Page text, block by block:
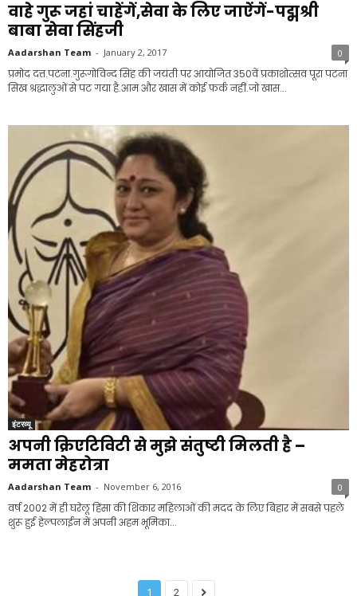
वाहे गुरू जहां चाहेंगें,सेवा के लिए जाऐंगें-पद्मश्री
बाबा सेवा सिंहजी
Aadarshan Team - January 2, 2017 0
प्रमोद दत्त.पटना.गुरूगोविन्द सिंह की जयंती पर आयोजित 350वें प्रकाशोत्सव पूरा पटना
सिख श्रद्धालुओं से पट गया है.आम और खास में कोई फर्क नहीं.जो खास...
इंटरव्यू
अपनी क्रिएटिविटी से मुझे संतुष्टी मिलती है –
ममता मेहरोत्रा
Aadarshan Team - November 6, 2016 0
वर्ष 2002 में ही घरेलू हिंसा की शिकार महिलाओं की मदद के लिए बिहार में सबसे पहले
शुरू हुई हेल्पलाईन में अपनी अहम भूमिका...
1 2